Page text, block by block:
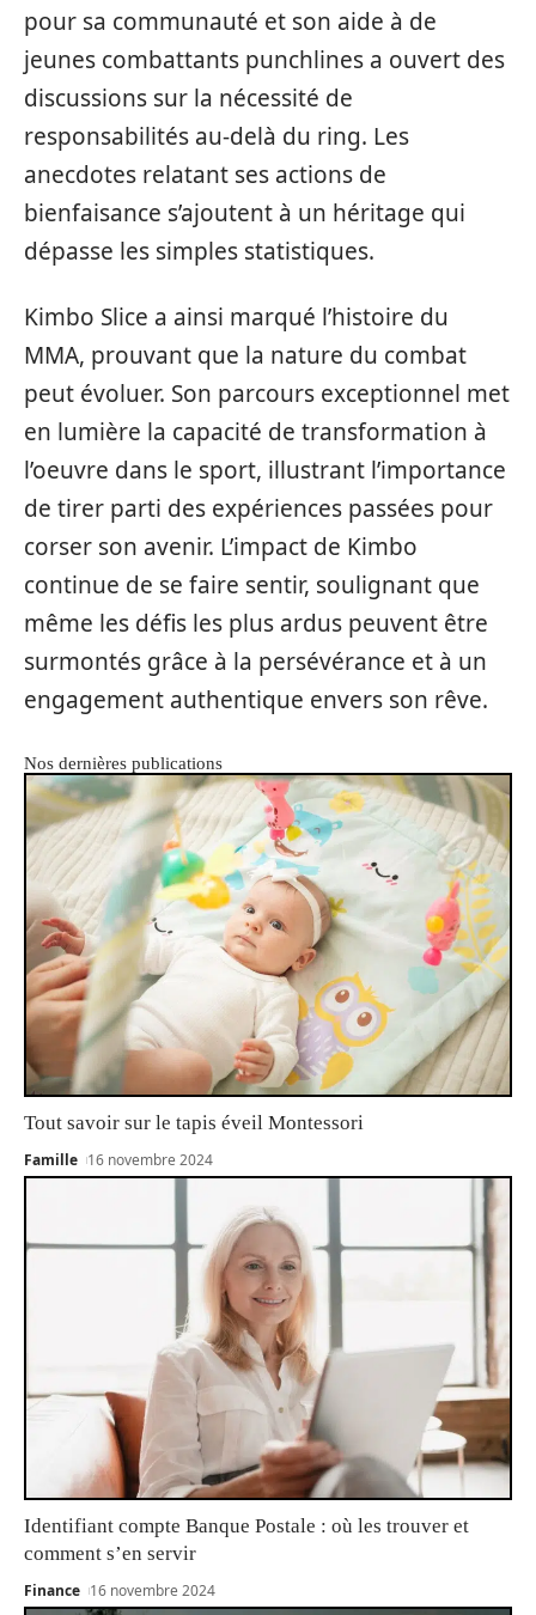
pour sa communauté et son aide à de
jeunes combattants punchlines a ouvert des
discussions sur la nécessité de
responsabilités au-delà du ring. Les
anecdotes relatant ses actions de
bienfaisance s’ajoutent à un héritage qui
dépasse les simples statistiques.
Kimbo Slice a ainsi marqué l’histoire du
MMA, prouvant que la nature du combat
peut évoluer. Son parcours exceptionnel met
en lumière la capacité de transformation à
l’oeuvre dans le sport, illustrant l’importance
de tirer parti des expériences passées pour
corser son avenir. L’impact de Kimbo
continue de se faire sentir, soulignant que
même les défis les plus ardus peuvent être
surmontés grâce à la persévérance et à un
engagement authentique envers son rêve.
Nos dernières publications
Tout savoir sur le tapis éveil Montessori
Famille 16 novembre 2024
Identifiant compte Banque Postale : où les trouver et
comment s’en servir
Finance 16 novembre 2024